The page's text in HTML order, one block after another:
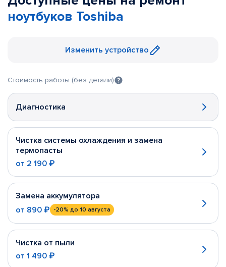
ноутбуков Toshiba
Изменить устройство
Стоимость работы (без детали)
Диагностика
Чистка системы охлаждения и замена
термопасты
от 2 190 ₽
Замена аккумулятора
от 890 ₽ -20% до 10 августа
Чистка от пыли
от 1 490 ₽